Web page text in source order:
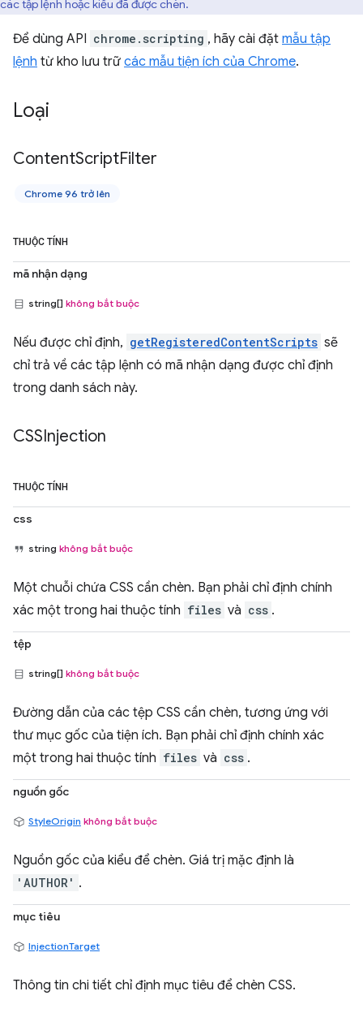
các tập lệnh hoặc kiểu đã được chèn.
Để dùng API chrome.scripting , hãy cài đặt mẫu tập
lệnh từ kho lưu trữ các mẫu tiện ích của Chrome.
Loại
ContentScriptFilter
Chrome 96 trở lên
THUỘC TÍNH
mã nhận dạng
string[] không bắt buộc
Nếu được chỉ định, getRegisteredContentScripts sẽ
chỉ trả về các tập lệnh có mã nhận dạng được chỉ định
trong danh sách này.
CSSInjection
THUỘC TÍNH
css
string không bắt buộc
Một chuỗi chứa CSS cần chèn. Bạn phải chỉ định chính
xác một trong hai thuộc tính files và css .
tệp
string[] không bắt buộc
Đường dẫn của các tệp CSS cần chèn, tương ứng với
thư mục gốc của tiện ích. Bạn phải chỉ định chính xác
một trong hai thuộc tính files và css .
nguồn gốc
StyleOrigin không bắt buộc
Nguồn gốc của kiểu để chèn. Giá trị mặc định là
'AUTHOR' .
mục tiêu
InjectionTarget
Thông tin chi tiết chỉ định mục tiêu để chèn CSS.